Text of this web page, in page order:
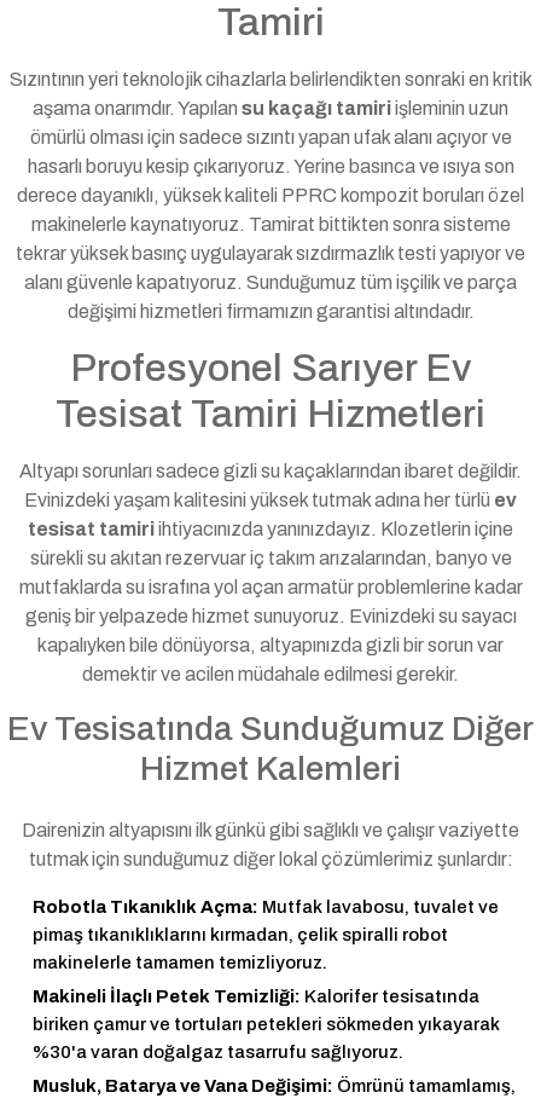
Tamiri
Sızıntının yeri teknolojik cihazlarla belirlendikten sonraki en kritik
aşama onarımdır. Yapılan su kaçağı tamiriişleminin uzun
ömürlü olması için sadece sızıntı yapan ufak alanı açıyor ve
hasarlı boruyu kesip çıkarıyoruz. Yerine basınca ve ısıya son
derece dayanıklı, yüksek kaliteli PPRC kompozit boruları özel
makinelerle kaynatıyoruz. Tamirat bittikten sonra sisteme
tekrar yüksek basınç uygulayarak sızdırmazlık testi yapıyor ve
alanı güvenle kapatıyoruz. Sunduğumuz tüm işçilik ve parça
değişimi hizmetleri firmamızın garantisi altındadır.
Profesyonel Sarıyer Ev
Tesisat Tamiri Hizmetleri
Altyapı sorunları sadece gizli su kaçaklarından ibaret değildir.
Evinizdeki yaşam kalitesini yüksek tutmak adına her türlü ev
tesisat tamiriihtiyacınızda yanınızdayız. Klozetlerin içine
sürekli su akıtan rezervuar iç takım arızalarından, banyo ve
mutfaklarda su israfına yol açan armatür problemlerine kadar
geniş bir yelpazede hizmet sunuyoruz. Evinizdeki su sayacı
kapalıyken bile dönüyorsa, altyapınızda gizli bir sorun var
demektir ve acilen müdahale edilmesi gerekir.
Ev Tesisatında Sunduğumuz Diğer
Hizmet Kalemleri
Dairenizin altyapısını ilk günkü gibi sağlıklı ve çalışır vaziyette
tutmak için sunduğumuz diğer lokal çözümlerimiz şunlardır:
Robotla Tıkanıklık Açma: Mutfak lavabosu, tuvalet ve
pimaş tıkanıklıklarını kırmadan, çelik spiralli robot
makinelerle tamamen temizliyoruz.
Makineli İlaçlı Petek Temizliği: Kalorifer tesisatında
biriken çamur ve tortuları petekleri sökmeden yıkayarak
%30'a varan doğalgaz tasarrufu sağlıyoruz.
Musluk, Batarya ve Vana Değişimi: Ömrünü tamamlamış,